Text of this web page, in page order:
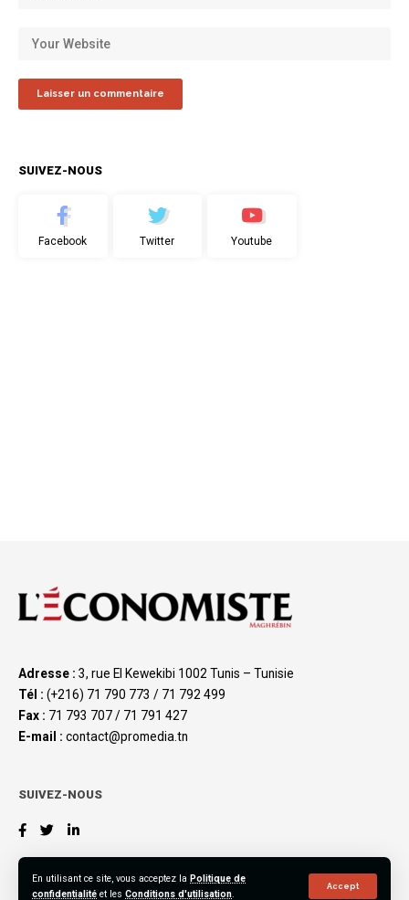
En utilisant ce site, vous acceptez la Politique de
confidentialité et les Conditions d'utilisation.
Accept
SUIVEZ-NOUS
Facebook Twitter Youtube
Adresse : 3, rue El Kewekibi 1002 Tunis – Tunisie
Tél : (+216) 71 790 773 / 71 792 499
Fax : 71 793 707 / 71 791 427
E-mail : contact@promedia.tn
SUIVEZ-NOUS